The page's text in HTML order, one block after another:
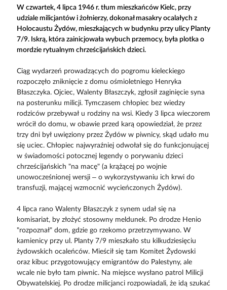
W czwartek, 4 lipca 1946 r. tłum mieszkańców Kielc, przy
udziale milicjantów i żołnierzy, dokonał masakry ocalałych z
Holocaustu Żydów, mieszkających w budynku przy ulicy Planty
7/9. Iskrą, która zainicjowała wybuch przemocy, była plotka o
mordzie rytualnym chrześcijańskich dzieci.
Ciąg wydarzeń prowadzących do pogromu kieleckiego
rozpoczęło zniknięcie z domu ośmioletniego Henryka
Błaszczyka. Ojciec, Walenty Błaszczyk, zgłosił zaginięcie syna
na posterunku milicji. Tymczasem chłopiec bez wiedzy
rodziców przebywał u rodziny na wsi. Kiedy 3 lipca wieczorem
wrócił do domu, w obawie przed karą opowiedział, że przez
trzy dni był uwięziony przez Żydów w piwnicy, skąd udało mu
się uciec. Chłopiec najwyraźniej odwołał się do funkcjonującej
w świadomości potocznej legendy o porywaniu dzieci
chrześcijańskich "na macę" (a krążącej po wojnie
unowocześnionej wersji – o wykorzystywaniu ich krwi do
transfuzji, mającej wzmocnić wycieńczonych Żydów).
4 lipca rano Walenty Błaszczyk z synem udał się na
komisariat, by złożyć stosowny meldunek. Po drodze Henio
"rozpoznał" dom, gdzie go rzekomo przetrzymywano. W
kamienicy przy ul. Planty 7/9 mieszkało stu kilkudziesięciu
żydowskich ocaleńców. Mieścił się tam Komitet Żydowski
oraz kibuc przygotowujący emigrantów do Palestyny, ale
wcale nie było tam piwnic. Na miejsce wysłano patrol Milicji
Obywatelskiej. Po drodze milicjanci rozpowiadali, że idą szukać